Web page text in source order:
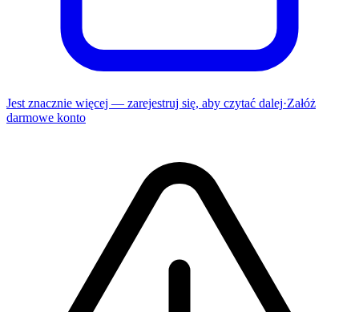
Jest znacznie więcej — zarejestruj się, aby czytać dalej·Załóż
darmowe konto